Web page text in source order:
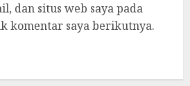
dan situs web saya pada
komentar saya berikutnya.